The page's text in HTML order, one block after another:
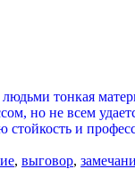
тонкая
но не всем
и
, выговор,